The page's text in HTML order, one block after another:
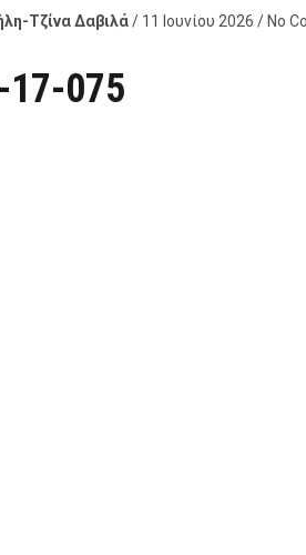
Τζίνα Δαβιλά/ 11 Ιουνίου 2026 / No
17-075